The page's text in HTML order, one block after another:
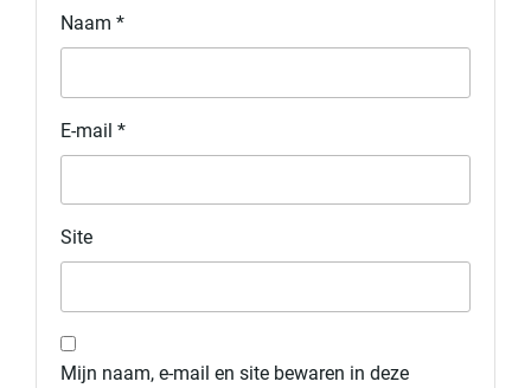
Naam *
E-mail *
Site
Mijn naam, e-mail en site bewaren in deze